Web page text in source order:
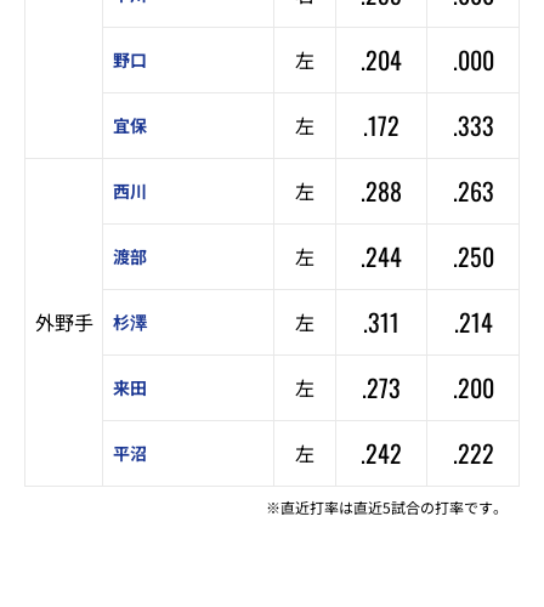
野口 左 .204 .000
宜保 左 .172 .333
外野手
西川 左 .288 .263
渡部 左 .244 .250
杉澤 左 .311 .214
来田 左 .273 .200
平沼 左 .242 .222
※直近打率は直近5試合の打率です。